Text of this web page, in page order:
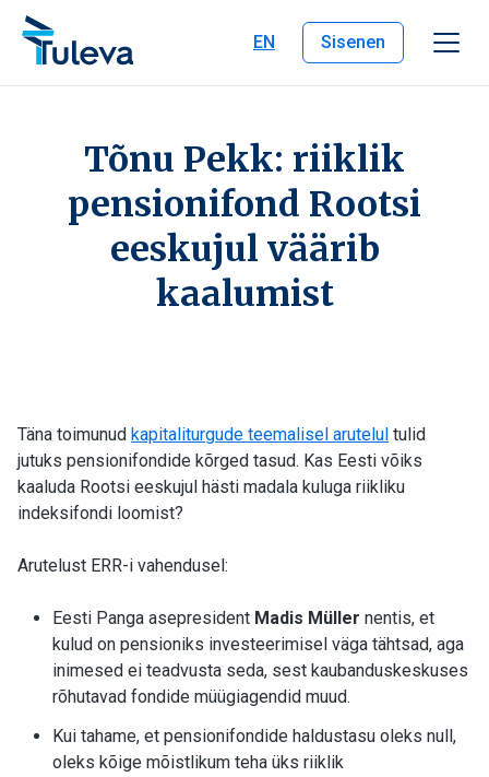
Liigu edasi sisu juurde
EN
Sisenen
Tõnu Pekk: riiklik
pensionifond Rootsi
eeskujul väärib
kaalumist
Täna toimunud kapitaliturgude teemalisel arutelul tulid
jutuks pensionifondide kõrged tasud. Kas Eesti võiks
kaaluda Rootsi eeskujul hästi madala kuluga riikliku
indeksifondi loomist?
Arutelust ERR-i vahendusel:
Eesti Panga asepresident Madis Müller nentis, et
kulud on pensioniks investeerimisel väga tähtsad, aga
inimesed ei teadvusta seda, sest kaubanduskeskuses
rõhutavad fondide müügiagendid muud.
Kui tahame, et pensionifondide haldustasu oleks null,
oleks kõige mõistlikum teha üks riiklik